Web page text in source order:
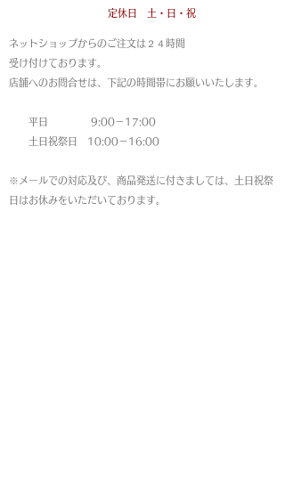
定休日 土・日・祝
ネットショップからのご注文は ２４時間
受け付けております。
店舗へのお問合せは、下記の時間帯にお願いいたします。
平日 9:00－17:00
土日祝祭日 10:00－16:00
※メールでの対応及び、商品発送に付きましては、土日祝祭
日はお休みをいただいております。